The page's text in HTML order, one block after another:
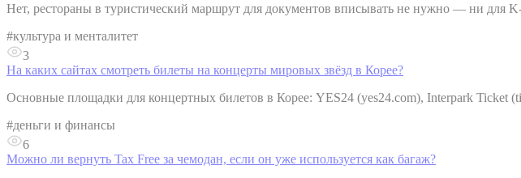
Нет, рестораны в туристический маршрут для документов вписывать не нужно — ни для
#культура и менталитет
3
На каких сайтах смотреть билеты на концерты мировых звёзд в Корее?
Основные площадки для концертных билетов в Корее: YES24 (yes24.com), Interpark Ticket
#деньги и финансы
6
Можно ли вернуть Tax Free за чемодан, если он уже используется как багаж?